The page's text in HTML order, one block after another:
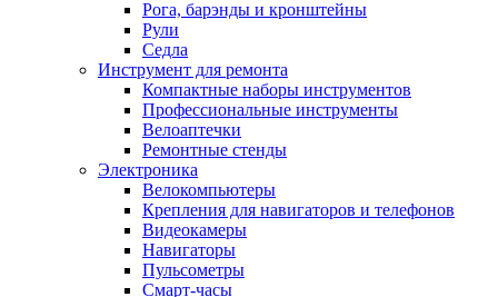
Рога, барэнды и кронштейны
Рули
Седла
Инструмент для ремонта
Компактные наборы инструментов
Профессиональные инструменты
Велоаптечки
Ремонтные стенды
Электроника
Велокомпьютеры
Крепления для навигаторов и телефонов
Видеокамеры
Навигаторы
Пульсометры
Смарт-часы